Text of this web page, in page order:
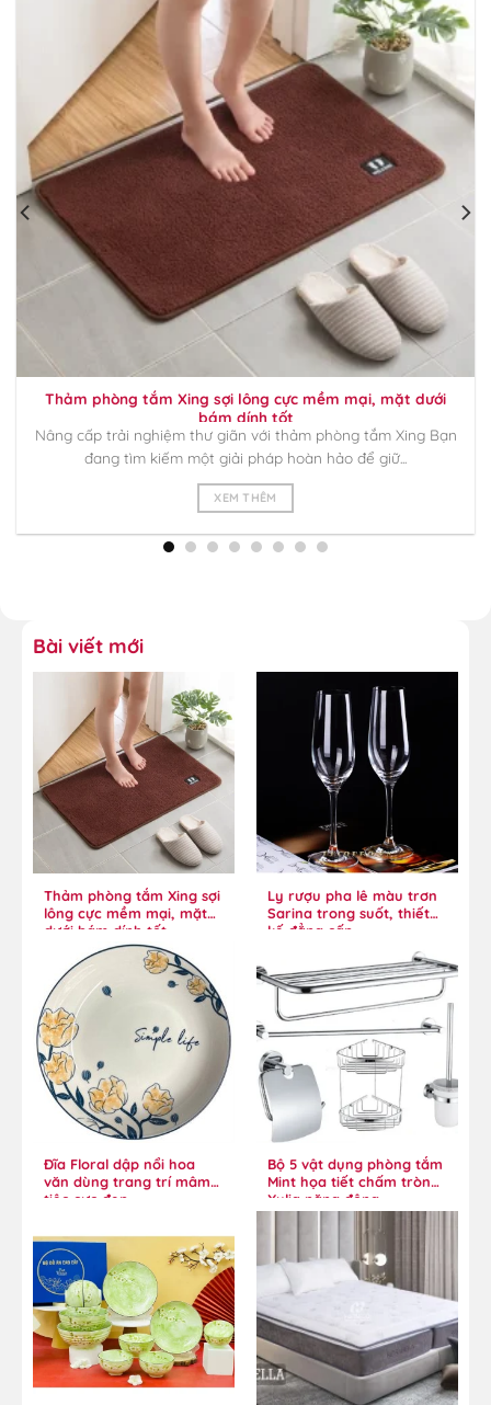
Thảm phòng tắm Xing sợi lông cực mềm mại, mặt dưới
bám dính tốt
Nâng cấp trải nghiệm thư giãn với thảm phòng tắm Xing Bạn
đang tìm kiếm một giải pháp hoàn hảo để giữ...
XEM THÊM
Bài viết mới
Thảm phòng tắm Xing sợi
lông cực mềm mại, mặt
dưới bám dính tốt
Ly rượu pha lê màu trơn
Sarina trong suốt, thiết
kế đẳng cấp
Đĩa Floral dập nổi hoa
văn dùng trang trí mâm
tiệc cực đẹp
Bộ 5 vật dụng phòng tắm
Mint họa tiết chấm tròn
Xylia năng động